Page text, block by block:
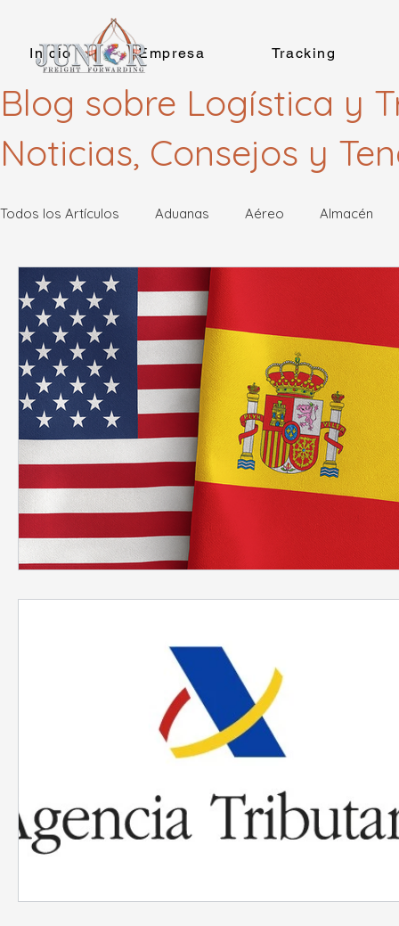
Inicio Empresa Tracking
Blog sobre Logística y
Noticias, Consejos y
Todos los Artículos Aduanas Aéreo Almacén